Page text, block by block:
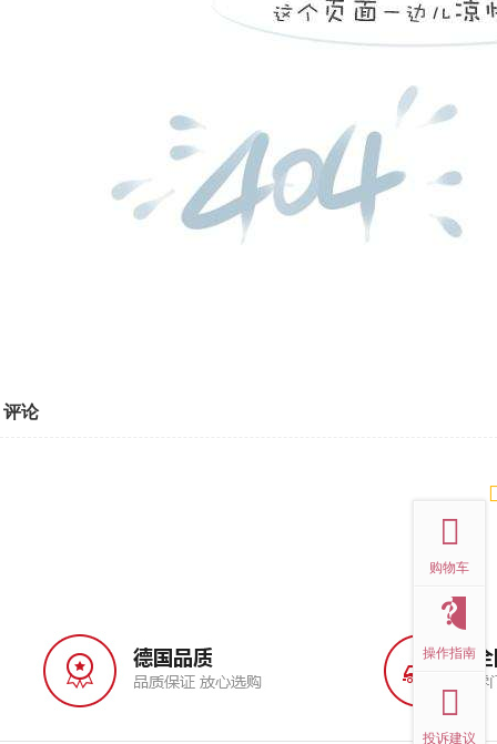
评论
购物车
操作指南
投诉建议